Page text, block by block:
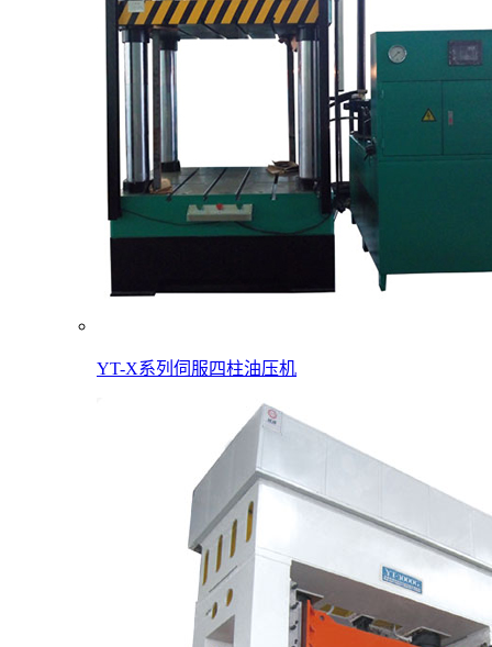
YT-X系列伺服四柱油压机